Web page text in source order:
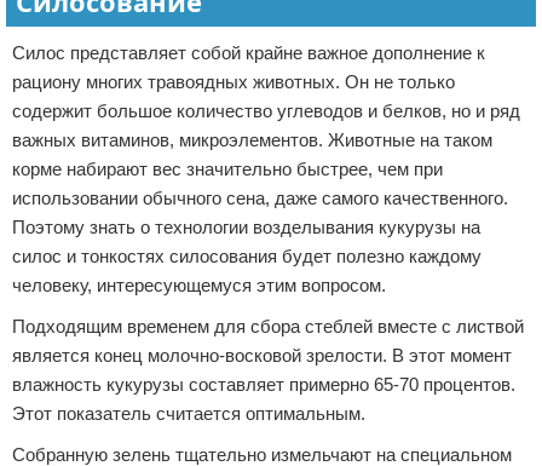
Силос представляет собой крайне важное дополнение к
рациону многих травоядных животных. Он не только
содержит большое количество углеводов и белков, но и ряд
важных витаминов, микроэлементов. Животные на таком
корме набирают вес значительно быстрее, чем при
использовании обычного сена, даже самого качественного.
Поэтому знать о технологии возделывания кукурузы на
силос и тонкостях силосования будет полезно каждому
человеку, интересующемуся этим вопросом.
Подходящим временем для сбора стеблей вместе с листвой
является конец молочно-восковой зрелости. В этот момент
влажность кукурузы составляет примерно 65-70 процентов.
Этот показатель считается оптимальным.
Собранную зелень тщательно измельчают на специальном